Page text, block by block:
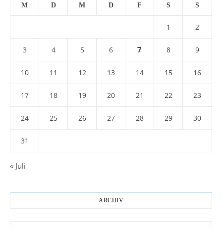
M D M D F S S
1 2
3 4 5 6 7 8 9
10 11 12 13 14 15 16
17 18 19 20 21 22 23
24 25 26 27 28 29 30
31
« Juli
ARCHIV